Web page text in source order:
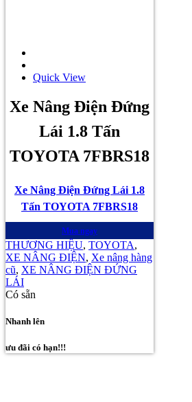
Quick View
Xe Nâng Điện Đứng
Lái 1.8 Tấn
TOYOTA 7FBRS18
Xe Nâng Điện Đứng Lái 1.8
Tấn TOYOTA 7FBRS18
Mua ngay
THƯƠNG HIỆU, TOYOTA,
XE NÂNG ĐIỆN, Xe nâng hàng
cũ, XE NÂNG ĐIỆN ĐỨNG
LÁI
Có sẵn
Nhanh lên
ưu đãi có hạn!!!